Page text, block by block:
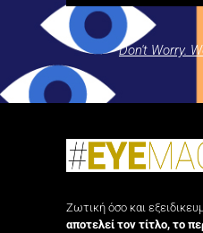
Don't Worry.
Ζωτική όσο και
αποτελεί τον τίτλο, το